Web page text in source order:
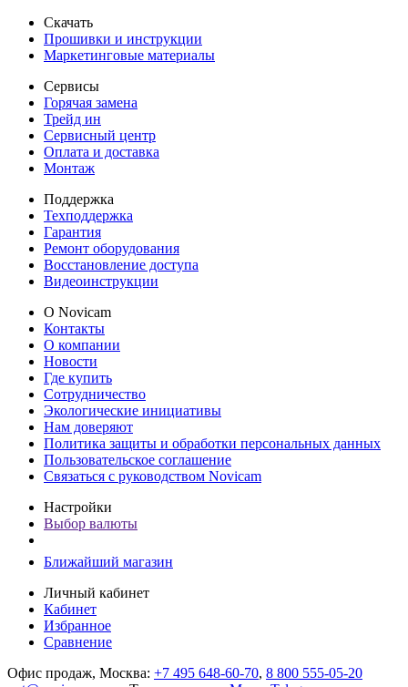
Скачать
Прошивки и инструкции
Маркетинговые материалы
Сервисы
Горячая замена
Трейд ин
Сервисный центр
Оплата и доставка
Монтаж
Поддержка
Техподдержка
Гарантия
Ремонт оборудования
Восстановление доступа
Видеоинструкции
О Novicam
Контакты
О компании
Новости
Где купить
Сотрудничество
Экологические инициативы
Нам доверяют
Политика защиты и обработки персональных данных
Пользовательское соглашение
Связаться с руководством Novicam
Настройки
Выбор валюты
Ближайший магазин
Личный кабинет
Кабинет
Избранное
Сравнение
Офис продаж, Москва: +7 495 648-60-70, 8 800 555-05-20